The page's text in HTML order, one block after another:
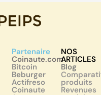
Partenaire
Coinaute.com
Bitcoin
Beburger
Actifreso
Coinaute
NOS
ARTICLES
Blog
produits
Revenues